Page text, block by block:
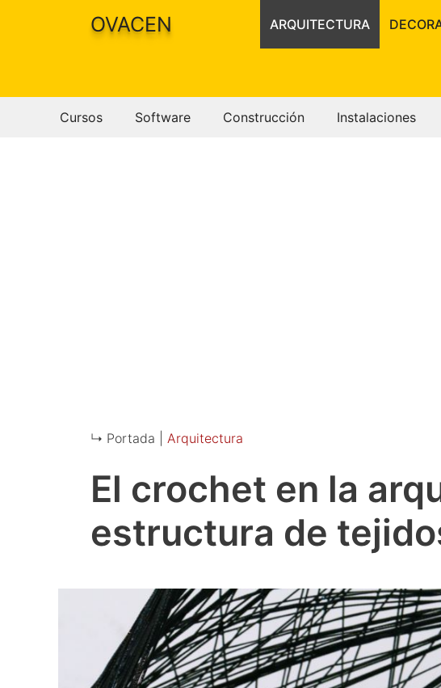
OVACEN ARQUITECTURA
Cursos Software Construcción Instalaciones
↳ Portada | Arquitectura
El crochet en la
estructura de